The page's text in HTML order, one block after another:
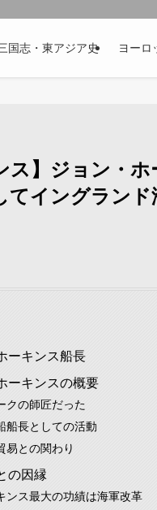
国志・東アジア史 ヨーロ
ス】ジョン・
てイングランド
ーキンス船長
ーキンスの概要
クの師匠だった
船長としての活動
易との関わり
の因縁
ンス最大の功績は海軍改革